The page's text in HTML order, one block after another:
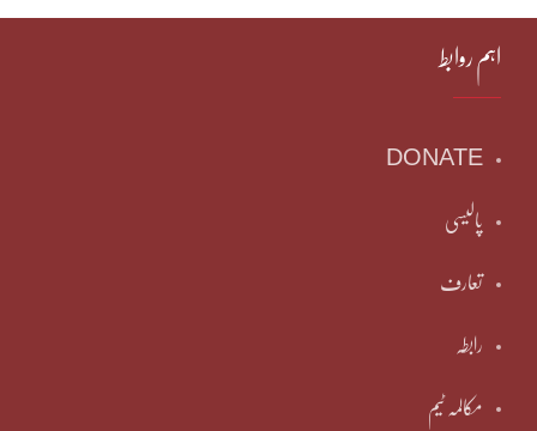
اہم روابط
DONATE
پالیسی
تعارف
رابطہ
مکالمہ ٹیم